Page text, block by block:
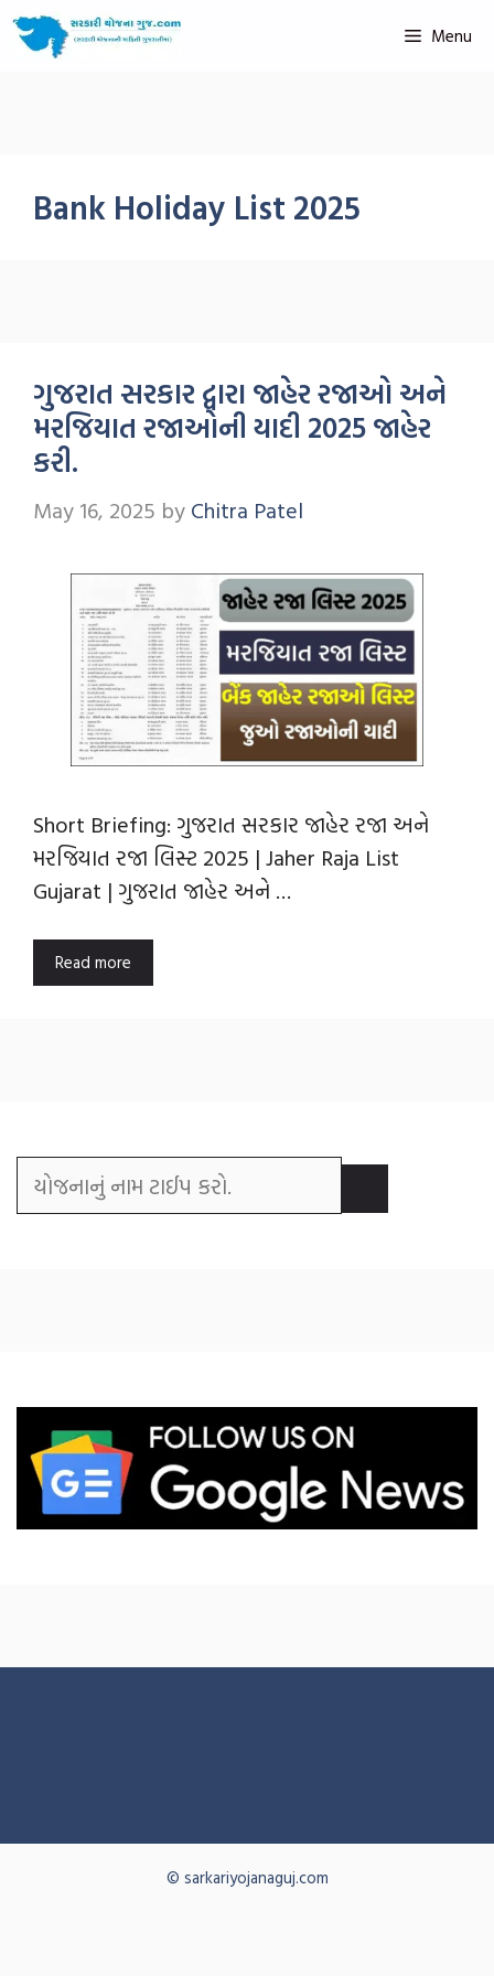
Menu
Bank Holiday List 2025
ગુજરાત સરકાર દ્વારા જાહેર રજાઓ અને
મરજિયાત રજાઓની યાદી 2025 જાહેર
કરી.
May 16, 2025 by Chitra Patel
Short Briefing: ગુજરાત સરકાર જાહેર રજા અને
મરજિયાત રજા લિસ્ટ 2025 | Jaher Raja List
Gujarat | ગુજરાત જાહેર અને …
Read more
© sarkariyojanaguj.com